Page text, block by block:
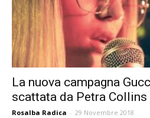
La nuova campagna
scattata da Petra Collins
Rosalba Radica - 29 Novembre 2018